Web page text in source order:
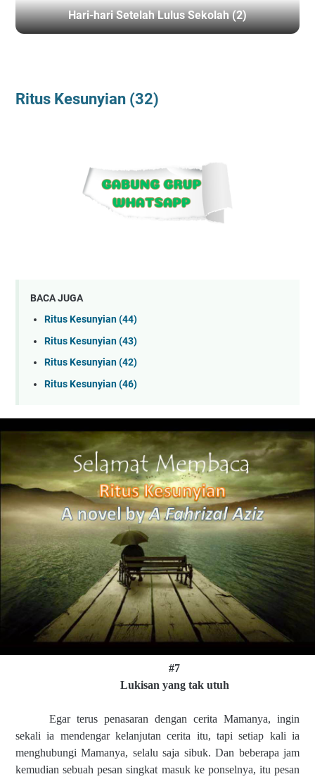
Hari-hari Setelah Lulus Sekolah (2)
Ritus Kesunyian (32)
BACA JUGA
Ritus Kesunyian (44)
Ritus Kesunyian (43)
Ritus Kesunyian (42)
Ritus Kesunyian (46)
#7
Lukisan yang tak utuh
Egar terus penasaran dengan cerita Mamanya, ingin
sekali ia mendengar kelanjutan cerita itu, tapi setiap kali ia
menghubungi Mamanya, selalu saja sibuk. Dan beberapa jam
kemudian sebuah pesan singkat masuk ke ponselnya, itu pesan